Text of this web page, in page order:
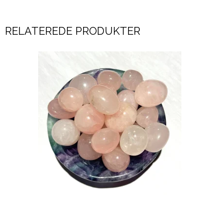
RELATEREDE PRODUKTER